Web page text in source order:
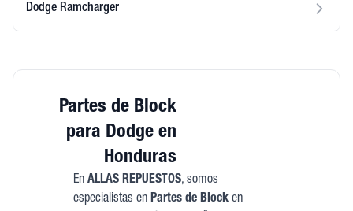
Dodge Ramcharger
Partes de Block
para Dodge en
Honduras
En ALLAS REPUESTOS, somos
especialistas en Partes de Blocken